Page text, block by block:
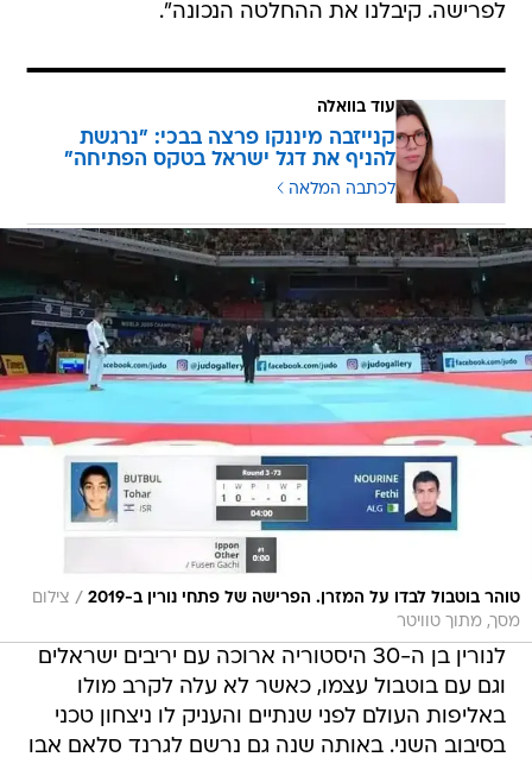
לפרישה. קיבלנו את ההחלטה הנכונה".
עוד בוואלה
קנייזבה מיננקו פרצה בבכי: "נרגשת
להניף את דגל ישראל בטקס הפתיחה"
לכתבה המלאה
טוהר בוטבול לבדו על המזרן. הפרישה של פתחי נורין ב-2019 / צילום
מסך, מתוך טוויטר
לנורין בן ה-30 היסטוריה ארוכה עם יריבים ישראלים
וגם עם בוטבול עצמו, כאשר לא עלה לקרב מולו
באליפות העולם לפני שנתיים והעניק לו ניצחון טכני
בסיבוב השני. באותה שנה גם נרשם לגרנד סלאם אבו